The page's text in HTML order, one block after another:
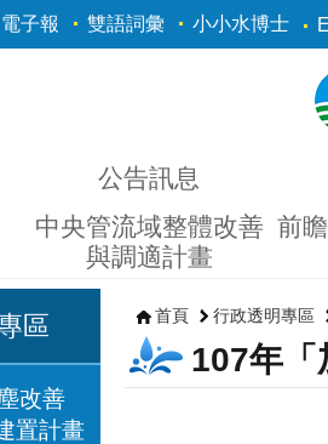
電子報 雙語詞彙 小小水博士
公告訊息
中央管流域整體改善
與調適計畫
前
區
改善
置計畫
首頁 行政透明專區
107年「